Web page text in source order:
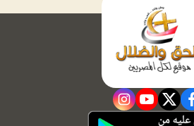
facebook
twitter
youtube
instagram